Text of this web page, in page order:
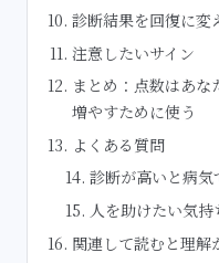
診断結果を回復に変
注意したいサイン
まとめ：点数はあな
増やすために使う
よくある質問
診断が高いと病気
人を助けたい気持
関連して読むと理解